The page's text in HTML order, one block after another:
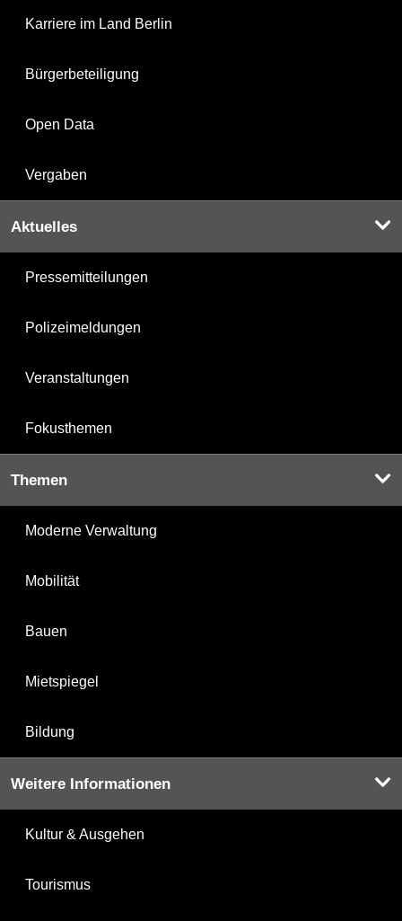
Karriere im Land Berlin
Bürgerbeteiligung
Open Data
Vergaben
Aktuelles
Pressemitteilungen
Polizeimeldungen
Veranstaltungen
Fokusthemen
Themen
Moderne Verwaltung
Mobilität
Bauen
Mietspiegel
Bildung
Weitere Informationen
Kultur & Ausgehen
Tourismus